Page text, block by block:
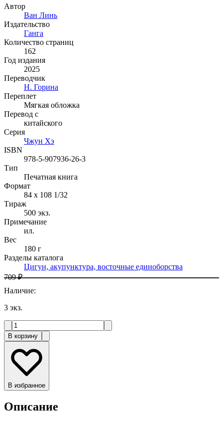
Автор
Ван Линь
Издательство
Ганга
Количество страниц
162
Год издания
2025
Переводчик
Н. Горина
Переплет
Мягкая обложка
Перевод с
китайского
Серия
Чжун Хэ
ISBN
978-5-907936-26-3
Тип
Печатная книга
Формат
84 x 108 1/32
Тираж
500 экз.
Примечание
ил.
Вес
180 г
Разделы каталога
Цигун, акупунктура, восточные единоборства
709 ₽
Наличие:
3 экз.
В корзину
В избранное
Описание